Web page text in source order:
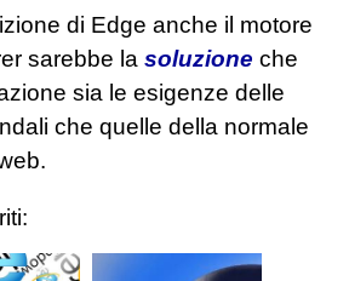
di Edge anche il motore
sarebbe la soluzione che
sia le esigenze delle
che quelle della normale